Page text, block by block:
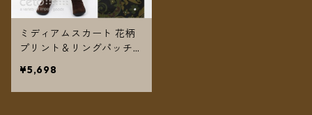
ミディアムスカート 花柄
プリント＆リングパッチワ
便送料無料】
¥5,698